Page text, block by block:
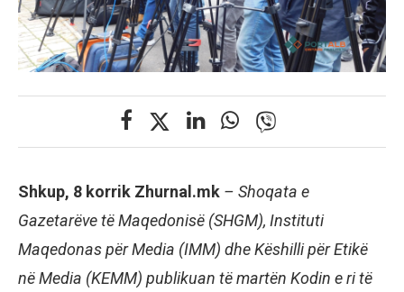
Shkup, 8 korrik Zhurnal.mk – Shoqata e
Gazetarëve të Maqedonisë (SHGM), Instituti
Maqedonas për Media (IMM) dhe Këshilli për Etikë
në Media (KEMM) publikuan të martën Kodin e ri të